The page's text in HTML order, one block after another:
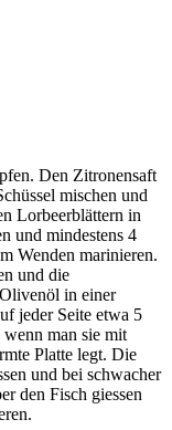
Den Zitronensaft
mischen und
Lorbeerblättern in
und mindestens 4
Wenden marinieren.
und die
in einer
jeder Seite etwa 5
man sie mit
Platte legt. Die
und bei schwacher
den Fisch giessen